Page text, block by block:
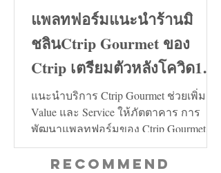
แพลทฟอร์มแนะนำร้านมิ
ชลินCtrip Gourmet ของ
Ctrip เตรียมตัวหลังโควิด19
คลี่คลาย
แนะนำบริการ Ctrip Gourmet ช่วยเพิ่ม
Value และ Service ให้ภัตตาคาร การ
พัฒนาแพลทฟอร์มของ Ctrip Gourmet จะ
ช่วยเพิ่มทั้งในด้าน Value และ...
Recommend